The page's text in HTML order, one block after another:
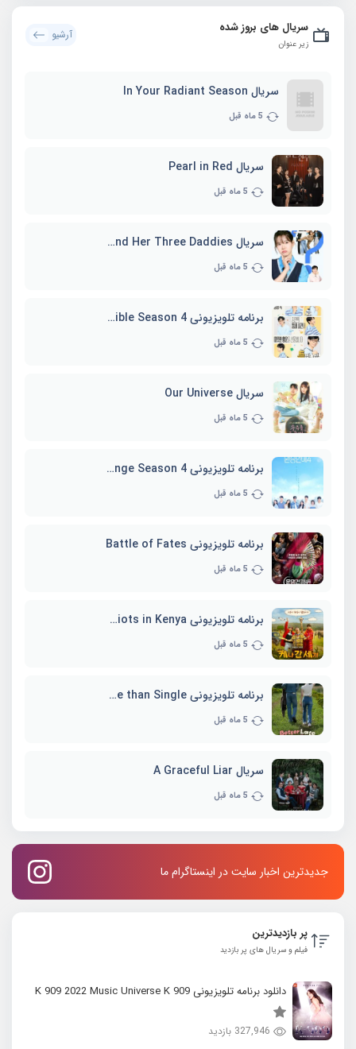
سریال های بروز شده
زیر عنوان
آرشیو
سریال In Your Radiant Season
5 ماه قبل
سریال Pearl in Red
5 ماه قبل
سریال Marie and Her Three Daddies
5 ماه قبل
برنامه تلویزیونی Whenever Possible Season 4
5 ماه قبل
سریال Our Universe
5 ماه قبل
برنامه تلویزیونی EXchange Season 4
5 ماه قبل
برنامه تلویزیونی Battle of Fates
5 ماه قبل
برنامه تلویزیونی Three Idiots in Kenya
5 ماه قبل
برنامه تلویزیونی Better Late than Single
5 ماه قبل
سریال A Graceful Liar
5 ماه قبل
جدیدترین اخبار سایت در اینستاگرام ما
پر بازدیدترین
فیلم و سریال های پر بازدید
دانلود برنامه تلویزیونی K 909 2022 Music Universe K 909
327,946 بازدید